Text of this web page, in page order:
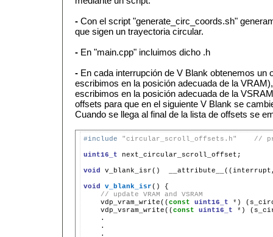
- Con el script "generate_circ_coords.sh"
que sigen un trayectoria circular.
- En "main.cpp" incluimos dicho .h
- En cada interrupción de V Blank obtenemos un
escribimos en la posición adecuada de la
escribimos en la posición adecuada de la
offsets para que en el siguiente V Blank se
Cuando se llega al final de la lista de offsets se
#include "circular_scroll_offsets.h"    //
uint16_t next_circular_scroll_offset;
void v_blank_isr()
void v_blank_isr()
// update VRAM and VSRAM
vdp_vram_write((const uint16_t * )
vdp_vsram_write((const uint16_t * )